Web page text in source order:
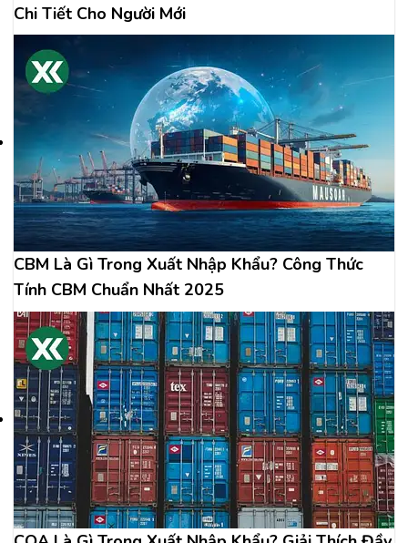
Chi Tiết Cho Người Mới
CBM Là Gì Trong Xuất Nhập Khẩu? Công Thức
Tính CBM Chuẩn Nhất 2025